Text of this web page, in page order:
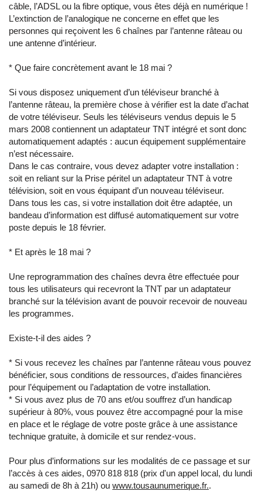
câble, l’ADSL ou la fibre optique, vous êtes déjà en numérique !
L’extinction de l’analogique ne concerne en effet que les
personnes qui reçoivent les 6 chaînes par l’antenne râteau ou
une antenne d’intérieur.
* Que faire concrètement avant le 18 mai ?
Si vous disposez uniquement d’un téléviseur branché à
l’antenne râteau, la première chose à vérifier est la date d’achat
de votre téléviseur. Seuls les téléviseurs vendus depuis le 5
mars 2008 contiennent un adaptateur TNT intégré et sont donc
automatiquement adaptés : aucun équipement supplémentaire
n’est nécessaire.
Dans le cas contraire, vous devez adapter votre installation :
soit en reliant sur la Prise péritel un adaptateur TNT à votre
télévision, soit en vous équipant d’un nouveau téléviseur.
Dans tous les cas, si votre installation doit être adaptée, un
bandeau d’information est diffusé automatiquement sur votre
poste depuis le 18 février.
* Et après le 18 mai ?
Une reprogrammation des chaînes devra être effectuée pour
tous les utilisateurs qui recevront la TNT par un adaptateur
branché sur la télévision avant de pouvoir recevoir de nouveau
les programmes.
Existe-t-il des aides ?
* Si vous recevez les chaînes par l’antenne râteau vous pouvez
bénéficier, sous conditions de ressources, d’aides financières
pour l’équipement ou l’adaptation de votre installation.
* Si vous avez plus de 70 ans et/ou souffrez d’un handicap
supérieur à 80%, vous pouvez être accompagné pour la mise
en place et le réglage de votre poste grâce à une assistance
technique gratuite, à domicile et sur rendez-vous.
Pour plus d’informations sur les modalités de ce passage et sur
l’accès à ces aides, 0970 818 818 (prix d'un appel local, du lundi
au samedi de 8h à 21h) ou www.tousaunumerique.fr..